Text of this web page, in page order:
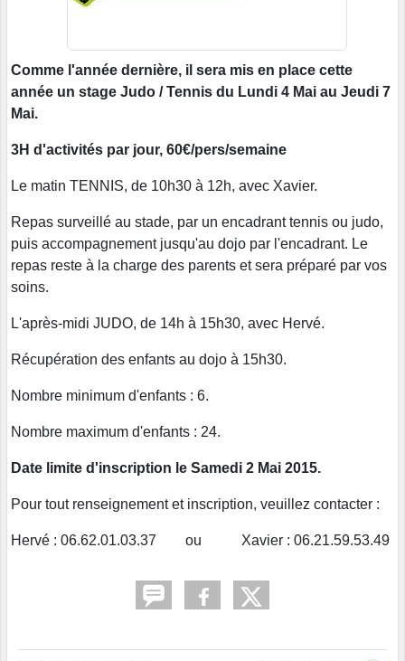
Comme l'année dernière, il sera mis en place cette
année un stage Judo / Tennis du Lundi 4 Mai au Jeudi 7
Mai.
3H d'activités par jour, 60€/pers/semaine
Le matin TENNIS, de 10h30 à 12h, avec Xavier.
Repas surveillé au stade, par un encadrant tennis ou judo,
puis accompagnement jusqu'au dojo par l'encadrant. Le
repas reste à la charge des parents et sera préparé par vos
soins.
L'après-midi JUDO, de 14h à 15h30, avec Hervé.
Récupération des enfants au dojo à 15h30.
Nombre minimum d'enfants : 6.
Nombre maximum d'enfants : 24.
Date limite d'inscription le Samedi 2 Mai 2015.
Pour tout renseignement et inscription, veuillez contacter :
Hervé : 06.62.01.03.37 ou Xavier : 06.21.59.53.49